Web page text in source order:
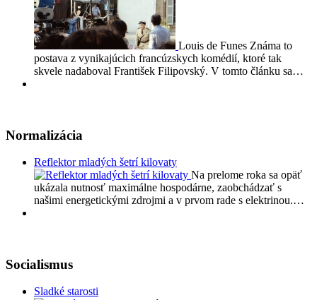
Louis de Funes Známa to
postava z vynikajúcich francúzskych komédií, ktoré tak
skvele nadaboval František Filipovský. V tomto článku sa…
Normalizácia
Reflektor mladých šetrí kilovaty
Na prelome roka sa opäť
ukázala nutnosť maximálne hospodárne, zaobchádzať s
našimi energetickými zdrojmi a v prvom rade s elektrinou.…
Socialismus
Sladké starosti